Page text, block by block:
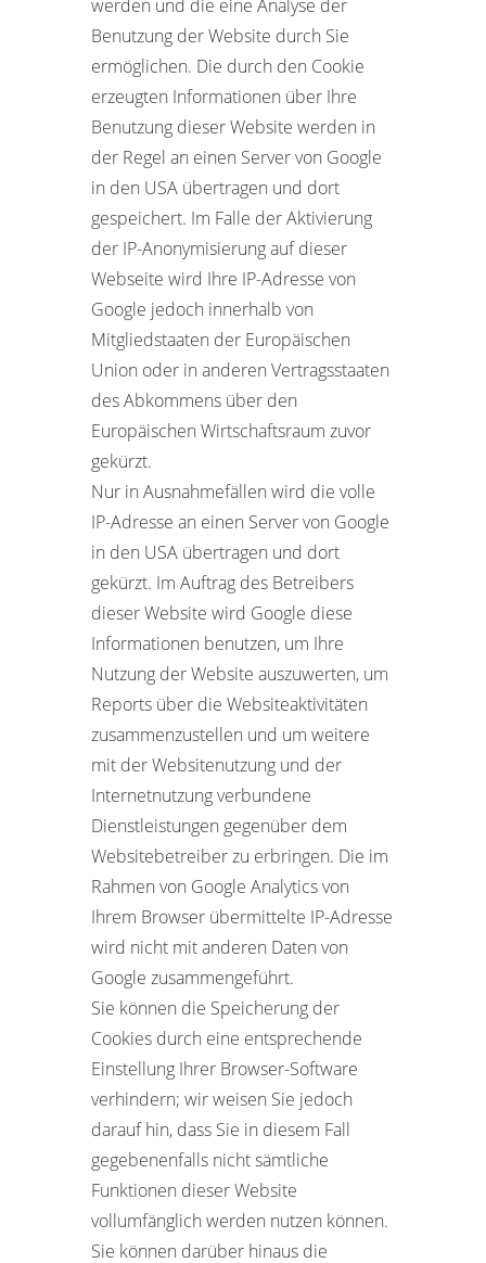
werden und die eine Analyse der
Benutzung der Website durch Sie
ermöglichen. Die durch den Cookie
erzeugten Informationen über Ihre
Benutzung dieser Website werden in
der Regel an einen Server von Google
in den USA übertragen und dort
gespeichert. Im Falle der Aktivierung
der IP-Anonymisierung auf dieser
Webseite wird Ihre IP-Adresse von
Google jedoch innerhalb von
Mitgliedstaaten der Europäischen
Union oder in anderen Vertragsstaaten
des Abkommens über den
Europäischen Wirtschaftsraum zuvor
gekürzt.
Nur in Ausnahmefällen wird die volle
IP-Adresse an einen Server von Google
in den USA übertragen und dort
gekürzt. Im Auftrag des Betreibers
dieser Website wird Google diese
Informationen benutzen, um Ihre
Nutzung der Website auszuwerten, um
Reports über die Websiteaktivitäten
zusammenzustellen und um weitere
mit der Websitenutzung und der
Internetnutzung verbundene
Dienstleistungen gegenüber dem
Websitebetreiber zu erbringen. Die im
Rahmen von Google Analytics von
Ihrem Browser übermittelte IP-Adresse
wird nicht mit anderen Daten von
Google zusammengeführt.
Sie können die Speicherung der
Cookies durch eine entsprechende
Einstellung Ihrer Browser-Software
verhindern; wir weisen Sie jedoch
darauf hin, dass Sie in diesem Fall
gegebenenfalls nicht sämtliche
Funktionen dieser Website
vollumfänglich werden nutzen können.
Sie können darüber hinaus die